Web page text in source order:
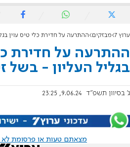
ערוץ 7 מבזקים ההתרעה על חדירת כלי טיס עוין בגליל
ההתרעה על חדירת
בגליל העליון - בשל
ג' בסיוון תשפ"ד 9.06.24, 23:25
מצאתם טעות או פרסומת לא